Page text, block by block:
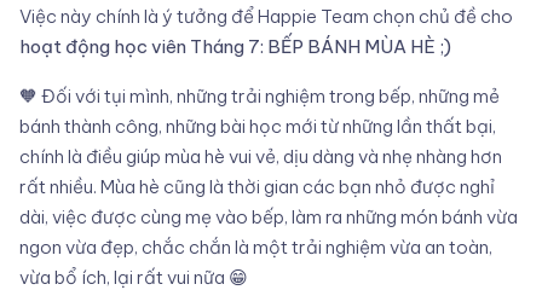
Việc này chính là ý tưởng để Happie Team chọn chủ đề cho
hoạt động học viên Tháng 7: BẾP BÁNH MÙA HÈ ;)
🧡 Đối với tụi mình, những trải nghiệm trong bếp, những mẻ
bánh thành công, những bài học mới từ những lần thất bại,
chính là điều giúp mùa hè vui vẻ, dịu dàng và nhẹ nhàng hơn
rất nhiều. Mùa hè cũng là thời gian các bạn nhỏ được nghỉ
dài, việc được cùng mẹ vào bếp, làm ra những món bánh vừa
ngon vừa đẹp, chắc chắn là một trải nghiệm vừa an toàn,
vừa bổ ích, lại rất vui nữa 😁